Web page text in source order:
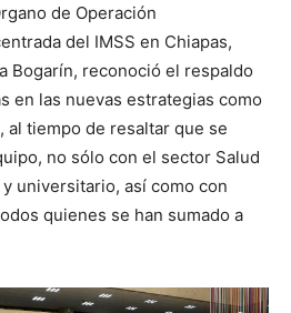
de Operación
del IMSS en Chiapas,
Bogarín, reconoció el respaldo
en las nuevas estrategias como
tiempo de resaltar que se
no sólo con el sector Salud
universitario, así como con
quienes se han sumado a